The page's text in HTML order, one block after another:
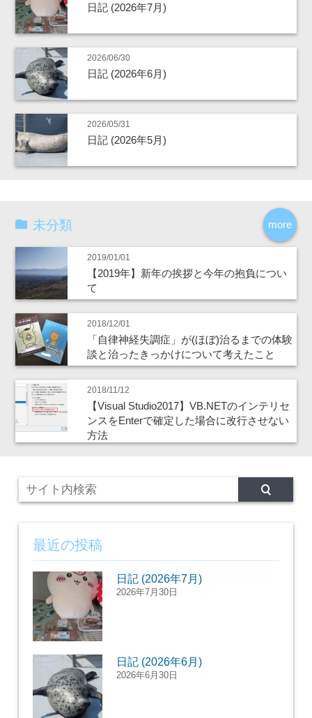
日記 (2026年7月)
2026/06/30
日記 (2026年6月)
2026/05/31
日記 (2026年5月)
more
未分類
2019/01/01
【2019年】新年の挨拶と今年の抱負につい
て
2018/12/01
「自律神経失調症」が(ほぼ)治るまでの体験
談と治ったきっかけについて考えたこと
2018/11/12
【Visual Studio2017】VB.NETのインテリセ
ンスをEnterで確定した場合に改行させない
方法
最近の投稿
日記 (2026年7月)
2026年7月30日
日記 (2026年6月)
2026年6月30日